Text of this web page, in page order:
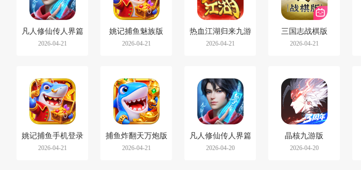
凡人修仙传人界篇
小米渠道服
2026-04-21
姚记捕鱼魅族版
2026-04-21
热血江湖归来九游
版
2026-04-21
三国志战棋版
bilibili版
2026-04-21
姚记捕鱼手机登录
版
2026-04-21
捕鱼炸翻天万炮版
2026-04-21
凡人修仙传人界篇
手游华为版
2026-04-20
晶核九游版
2026-04-20